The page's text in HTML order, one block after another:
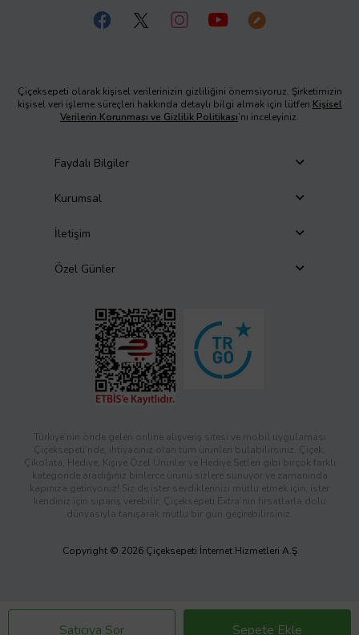
Satıcıya Sor Sepete Ekle
Çiçeksepeti olarak kişisel verilerinizin gizliliğini önemsiyoruz. Şirketimizin
kişisel veri işleme süreçleri hakkında detaylı bilgi almak için lütfen Kişisel
Verilerin Korunması ve Gizlilik Politikası’nı inceleyiniz.
Faydalı Bilgiler
Kurumsal
İletişim
Özel Günler
Türkiye’nin önde gelen online alışveriş sitesi ve mobil uygulaması
Çiçeksepeti’nde, ihtiyacınız olan tüm ürünleri bulabilirsiniz. Çiçek,
Çikolata, Hediye, Kişiye Özel Ürünler ve Hediye Setleri gibi birçok farklı
kategoride aradığınız binlerce ürünü sizlere sunuyor ve zamanında
kapınıza getiriyoruz! Siz de ister sevdiklerinizi mutlu etmek için, ister
kendiniz için sipariş verebilir; Çiçeksepeti Extra’nın fırsatlarla dolu
dünyasıyla tanışarak mutlu bir gün geçirebilirsiniz.
Copyright © 2026 Çiçeksepeti İnternet Hizmetleri A.Ş